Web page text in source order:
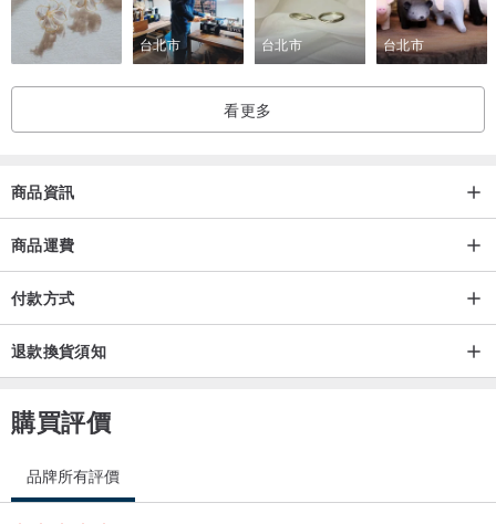
台北市 台北市 台北市
看更多
商品資訊
商品運費
付款方式
退款換貨須知
購買評價
品牌所有評價